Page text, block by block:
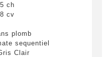
ch
cv
plomb
sequentiel
Clair